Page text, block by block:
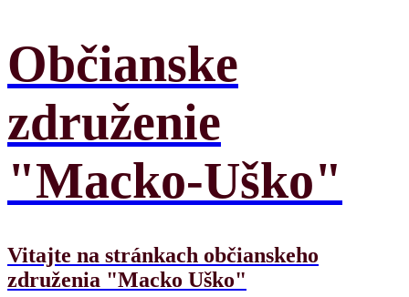
na
obsah
Občianske
združenie
"Macko-Uško"
Vitajte na stránkach občianskeho
združenia "Macko Uško"